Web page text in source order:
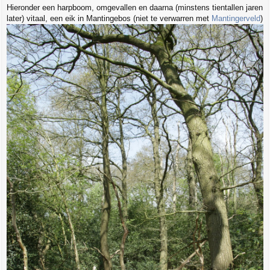
Hieronder een harpboom, omgevallen en daarna (minstens tientallen jaren
later) vitaal, een eik in Mantingebos (niet te verwarren met Mantingerveld)